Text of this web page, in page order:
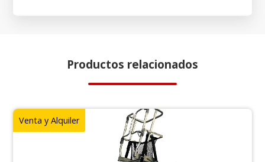
Productos relacionados
Venta y Alquiler